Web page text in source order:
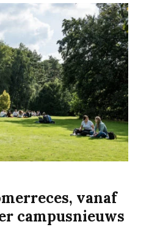
vanaf
campusnieuws